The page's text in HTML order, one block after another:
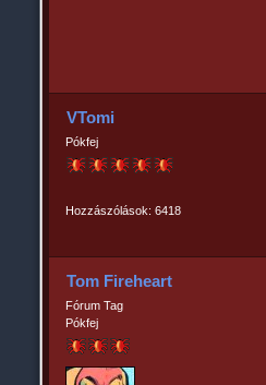
VTomi
Pókfej
Hozzászólások: 6418
Tom Fireheart
Fórum Tag
Pókfej